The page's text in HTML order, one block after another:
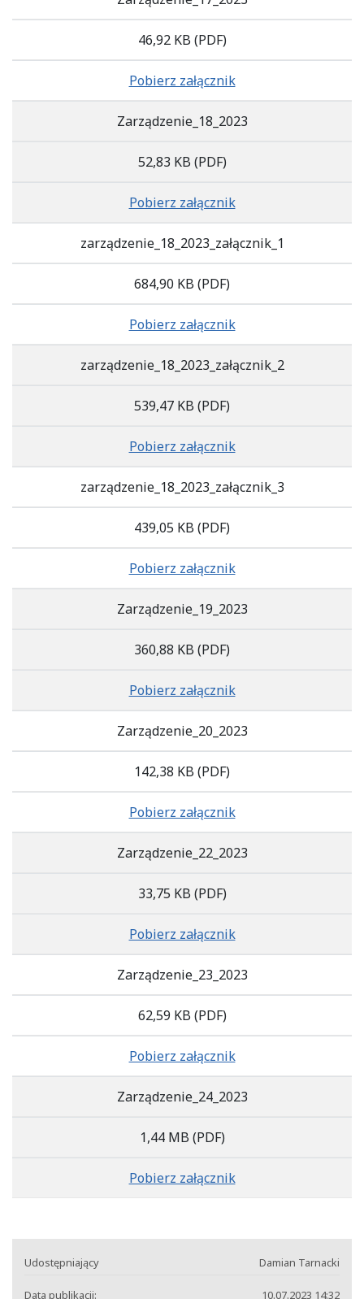
46,92 KB (PDF)
Pobierz załącznik
Zarządzenie_18_2023
52,83 KB (PDF)
Pobierz załącznik
zarządzenie_18_2023_załącznik_1
684,90 KB (PDF)
Pobierz załącznik
zarządzenie_18_2023_załącznik_2
539,47 KB (PDF)
Pobierz załącznik
zarządzenie_18_2023_załącznik_3
439,05 KB (PDF)
Pobierz załącznik
Zarządzenie_19_2023
360,88 KB (PDF)
Pobierz załącznik
Zarządzenie_20_2023
142,38 KB (PDF)
Pobierz załącznik
Zarządzenie_22_2023
33,75 KB (PDF)
Pobierz załącznik
Zarządzenie_23_2023
62,59 KB (PDF)
Pobierz załącznik
Zarządzenie_24_2023
1,44 MB (PDF)
Pobierz załącznik
Udostępniający Damian Tarnacki
Data publikacji: 10.07.2023 14:32